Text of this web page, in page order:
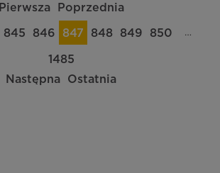
Pierwsza Poprzednia
845 846 847 848 849 850 …
1485
Następna
Ostatnia